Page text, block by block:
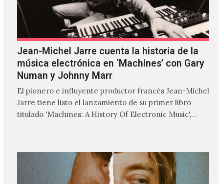
Jean-Michel Jarre cuenta la historia de la
música electrónica en ‘Machines’ con Gary
Numan y Johnny Marr
El pionero e influyente productor francés Jean-Michel
Jarre tiene listo el lanzamiento de su primer libro
titulado 'Machines: A History Of Electronic Music',